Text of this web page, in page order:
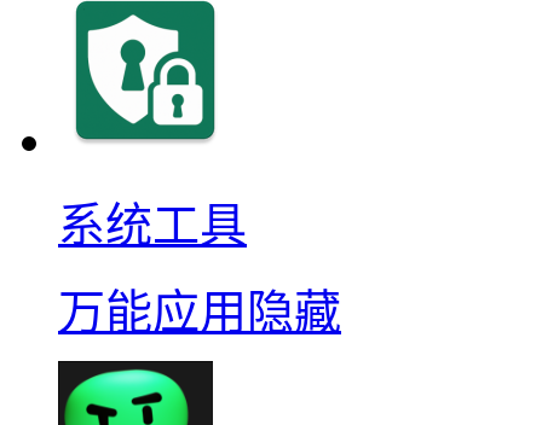
系统工具
万能应用隐藏